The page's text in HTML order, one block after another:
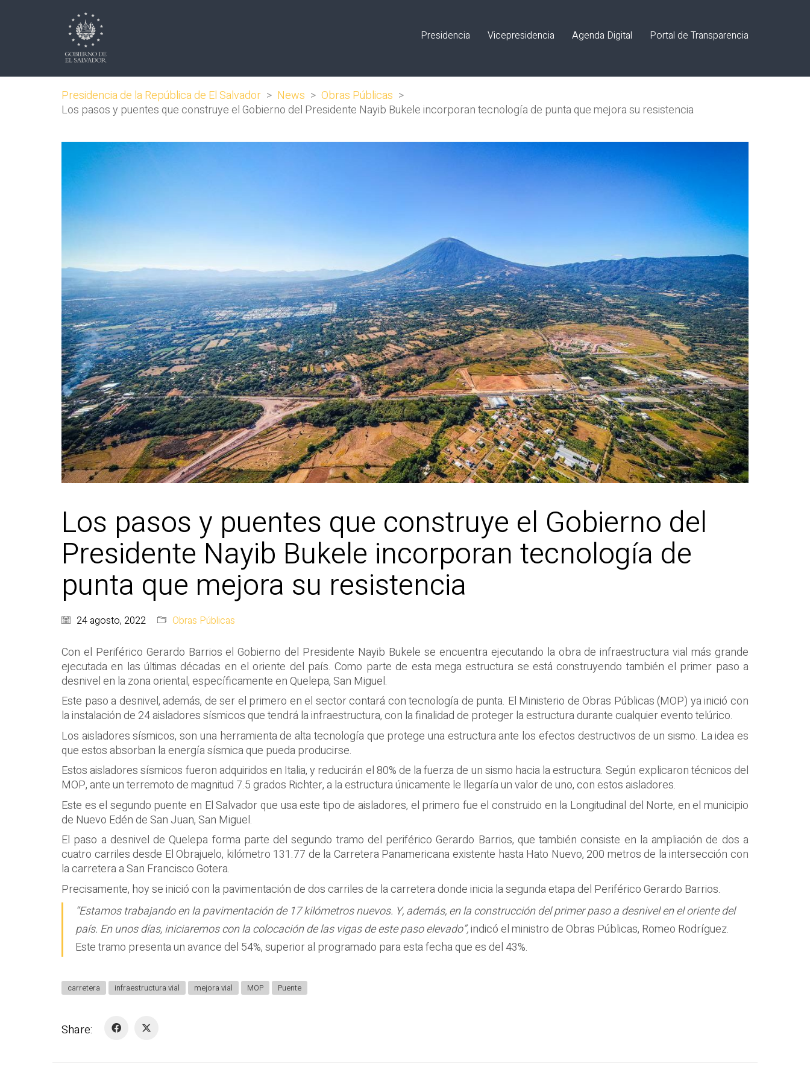
Presidencia Vicepresidencia Agenda Digital Portal de Transparencia
Presidencia de la República de El Salvador > News > Obras Públicas >
Los pasos y puentes que construye el Gobierno del Presidente Nayib Bukele incorporan tecnología de punta que mejora su resistencia
Los pasos y puentes que construye el Gobierno del
Presidente Nayib Bukele incorporan tecnología de
punta que mejora su resistencia
24 agosto, 2022 Obras Públicas
Con el Periférico Gerardo Barrios el Gobierno del Presidente Nayib Bukele se encuentra ejecutando la obra de infraestructura vial más grande
ejecutada en las últimas décadas en el oriente del país. Como parte de esta mega estructura se está construyendo también el primer paso a
desnivel en la zona oriental, específicamente en Quelepa, San Miguel.
Este paso a desnivel, además, de ser el primero en el sector contará con tecnología de punta. El Ministerio de Obras Públicas (MOP) ya inició con
la instalación de 24 aisladores sísmicos que tendrá la infraestructura, con la finalidad de proteger la estructura durante cualquier evento telúrico.
Los aisladores sísmicos, son una herramienta de alta tecnología que protege una estructura ante los efectos destructivos de un sismo. La idea es
que estos absorban la energía sísmica que pueda producirse.
Estos aisladores sísmicos fueron adquiridos en Italia, y reducirán el 80% de la fuerza de un sismo hacia la estructura. Según explicaron técnicos del
MOP, ante un terremoto de magnitud 7.5 grados Richter, a la estructura únicamente le llegaría un valor de uno, con estos aisladores.
Este es el segundo puente en El Salvador que usa este tipo de aisladores, el primero fue el construido en la Longitudinal del Norte, en el municipio
de Nuevo Edén de San Juan, San Miguel.
El paso a desnivel de Quelepa forma parte del segundo tramo del periférico Gerardo Barrios, que también consiste en la ampliación de dos a
cuatro carriles desde El Obrajuelo, kilómetro 131.77 de la Carretera Panamericana existente hasta Hato Nuevo, 200 metros de la intersección con
la carretera a San Francisco Gotera.
Precisamente, hoy se inició con la pavimentación de dos carriles de la carretera donde inicia la segunda etapa del Periférico Gerardo Barrios.
“Estamos trabajando en la pavimentación de 17 kilómetros nuevos. Y, además, en la construcción del primer paso a desnivel en el oriente del
país. En unos días, iniciaremos con la colocación de las vigas de este paso elevado”,indicó el ministro de Obras Públicas, Romeo Rodríguez.
Este tramo presenta un avance del 54%, superior al programado para esta fecha que es del 43%.
carretera infraestructura vial mejora vial MOP Puente
Share: